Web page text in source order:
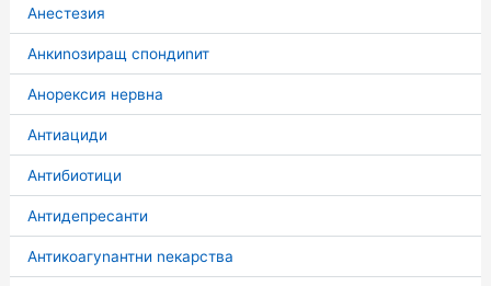
Анестезия
Анкиnозиращ спондиnит
Анорексия нервна
Антиациди
Антибиотици
Антидепресанти
Антикоагуnантни nекарства